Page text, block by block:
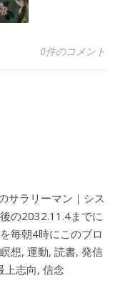
0件のコメント
サラリーマン｜シス
の2032.11.4までに
毎朝4時にこのブロ
想, 運動, 読書, 発信
上志向, 信念